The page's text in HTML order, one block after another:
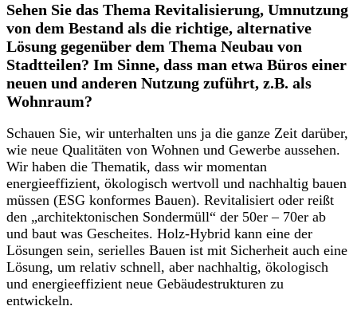
Sehen Sie das Thema Revitalisierung, Umnutzung
von dem Bestand als die richtige, alternative
Lösung gegenüber dem Thema Neubau von
Stadtteilen? Im Sinne, dass man etwa Büros einer
neuen und anderen Nutzung zuführt, z.B. als
Wohnraum?
Schauen Sie, wir unterhalten uns ja die ganze Zeit darüber,
wie neue Qualitäten von Wohnen und Gewerbe aussehen.
Wir haben die Thematik, dass wir momentan
energieeffizient, ökologisch wertvoll und nachhaltig bauen
müssen (ESG konformes Bauen). Revitalisiert oder reißt
den „architektonischen Sondermüll“ der 50er – 70er ab
und baut was Gescheites. Holz-Hybrid kann eine der
Lösungen sein, serielles Bauen ist mit Sicherheit auch eine
Lösung, um relativ schnell, aber nachhaltig, ökologisch
und energieeffizient neue Gebäudestrukturen zu
entwickeln.